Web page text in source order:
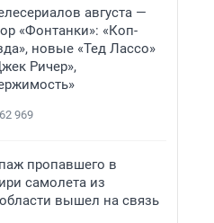
августа —
«Фонтанки»: «Коп-
новые «Тед Лассо»
Ричер»,
62 969
пропавшего в
самолета из
вышел на связь